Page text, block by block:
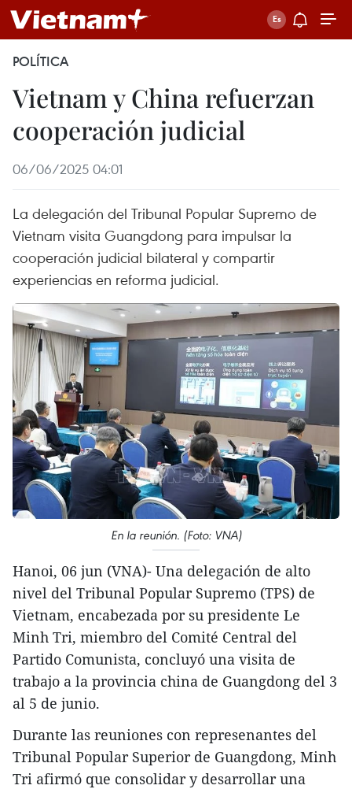
POLÍTICA
Vietnam y China refuerzan
cooperación judicial
06/06/2025 04:01
La delegación del Tribunal Popular Supremo de
Vietnam visita Guangdong para impulsar la
cooperación judicial bilateral y compartir
experiencias en reforma judicial.
En la reunión. (Foto: VNA)
Hanoi, 06 jun (VNA)- Una delegación de alto
nivel del Tribunal Popular Supremo (TPS) de
Vietnam, encabezada por su presidente Le
Minh Tri, miembro del Comité Central del
Partido Comunista, concluyó una visita de
trabajo a la provincia china de Guangdong del 3
al 5 de junio.
Durante las reuniones con represenantes del
Tribunal Popular Superior de Guangdong, Minh
Tri afirmó que consolidar y desarrollar una